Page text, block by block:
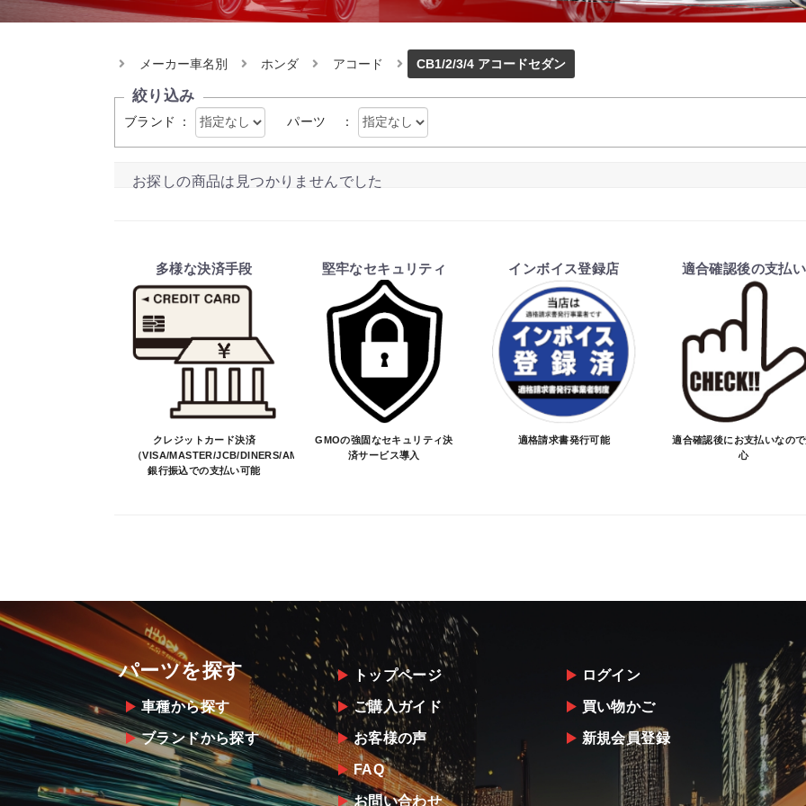
メーカー車名別 ホンダ アコード CB1/2/3/4 アコードセダン
絞り込み
ブランド ： パーツ ：
お探しの商品は見つかりませんでした
多様な決済手段
クレジットカード決済
（VISA/MASTER/JCB/DINERS/AMEX）、
銀行振込での支払い可能
堅牢なセキュリティ
GMOの強固なセキュリティ決
済サービス導入
インボイス登録店
適格請求書発行可能
適合確認後の支払い
適合確認後にお支払いなの
心
パーツを探す
車種から探す
ブランドから探す
トップページ
ご購入ガイド
お客様の声
FAQ
お問い合わせ
ログイン
買い物かご
新規会員登録